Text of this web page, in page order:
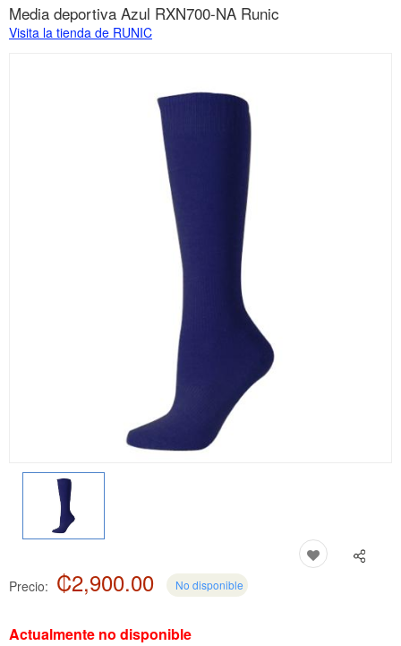
Media deportiva Azul RXN700-NA Runic
Visita la tienda de RUNIC
Precio: ₡2,900.00 No disponible
Actualmente no disponible